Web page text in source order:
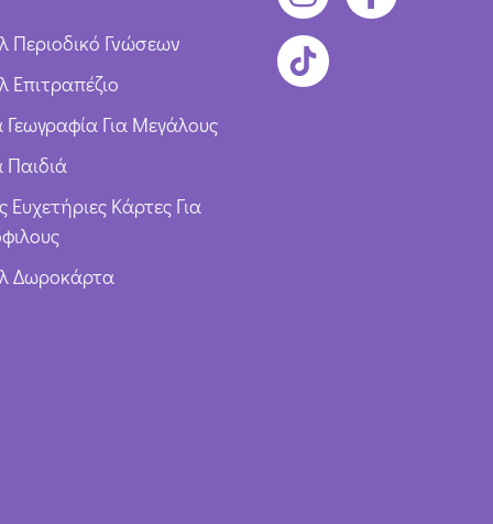
Περιοδικό Γνώσεων
Επιτραπέζιο
Γεωγραφία Για Μεγάλους
Παιδιά
Ευχετήριες Κάρτες Για
Δωροκάρτα